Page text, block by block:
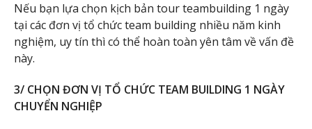
Nếu bạn lựa chọn kịch bản tour teambuilding 1 ngày
tại các đơn vị tổ chức team building nhiều năm kinh
nghiệm, uy tín thì có thể hoàn toàn yên tâm về vấn đề
này.
3/ CHỌN ĐƠN VỊ TỔ CHỨC TEAM BUILDING 1 NGÀY
CHUYỂN NGHIỆP